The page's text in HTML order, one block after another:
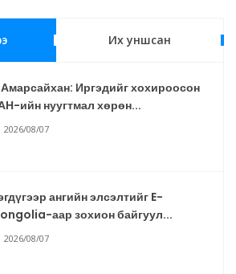
Их уншсан
Иргэдийг хохироосон
ийн нуугтмал хөрөн...
2026/08/07
ангийн элсэлтийг E-
аар зохион байгуул...
2026/08/07